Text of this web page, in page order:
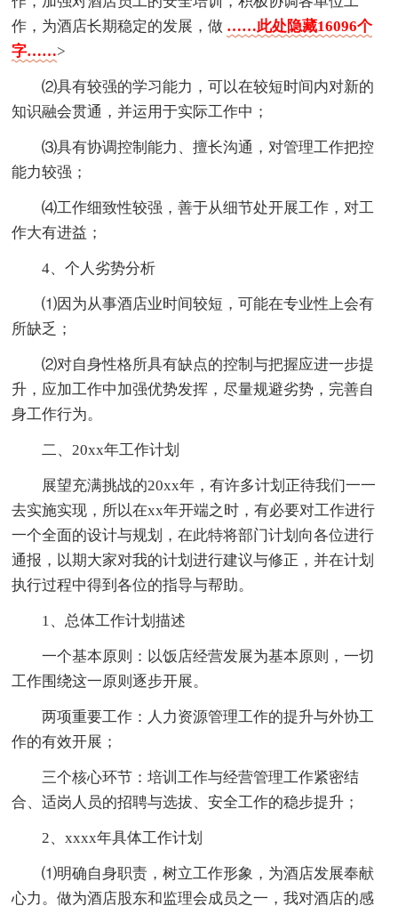
作，为酒店长期稳定的发展，做 ……此处隐藏16096个
字……>
⑵具有较强的学习能力，可以在较短时间内对新的
知识融会贯通，并运用于实际工作中；
⑶具有协调控制能力、擅长沟通，对管理工作把控
能力较强；
⑷工作细致性较强，善于从细节处开展工作，对工
作大有进益；
4、个人劣势分析
⑴因为从事酒店业时间较短，可能在专业性上会有
所缺乏；
⑵对自身性格所具有缺点的控制与把握应进一步提
升，应加工作中加强优势发挥，尽量规避劣势，完善自
身工作行为。
二、20xx年工作计划
展望充满挑战的20xx年，有许多计划正待我们一一
去实施实现，所以在xx年开端之时，有必要对工作进行
一个全面的设计与规划，在此特将部门计划向各位进行
通报，以期大家对我的计划进行建议与修正，并在计划
执行过程中得到各位的指导与帮助。
1、总体工作计划描述
一个基本原则：以饭店经营发展为基本原则，一切
工作围绕这一原则逐步开展。
两项重要工作：人力资源管理工作的提升与外协工
作的有效开展；
三个核心环节：培训工作与经营管理工作紧密结
合、适岗人员的招聘与选拔、安全工作的稳步提升；
2、xxxx年具体工作计划
⑴明确自身职责，树立工作形象，为酒店发展奉献
心力。做为酒店股东和监理会成员之一，我对酒店的感